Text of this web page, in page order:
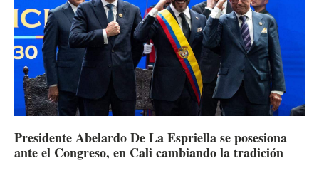
Presidente Abelardo De La Espriella se posesiona
ante el Congreso, en Cali cambiando la tradición